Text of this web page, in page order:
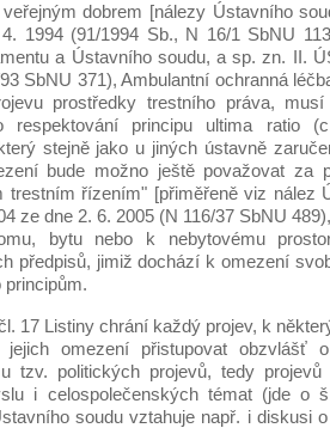
dobrem [nálezy Ústavního
1994 (91/1994 Sb., N 16/1 SbNU
a Ústavního soudu, a sp. zn. II.
SbNU 371), Ambulantní ochranná
prostředky trestního práva,
respektování principu ultima ratio
stejně jako u jiných ústavně
bude možno ještě považovat za
trestním řízením" [přiměřeně viz nález
ze dne 2. 6. 2005 (N 116/37 SbNU
bytu nebo k nebytovému
předpisů, jimiž dochází k omezení
17 Listiny chrání každý projev, k
jejich omezení přistupovat obzvlášť
tzv. politických projevů, tedy
i celospolečenských témat (jde o
soudu vztahuje např. i diskusi